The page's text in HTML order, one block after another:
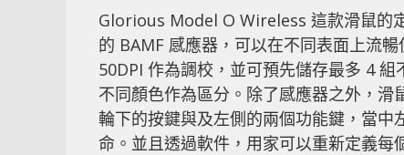
Glorious Model O Wireless 這款滑鼠的
的 BAMF 感應器，可以在不同表面上流
50DPI 作為調校，並可預先儲存最多 4
不同顏色作為區分。除了感應器之外，
輪下的按鍵與及左側的兩個功能鍵，當
命。並且透過軟件，用家可以重新定義每